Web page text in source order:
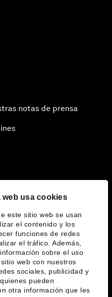
web usa cookies
este sitio web se usan
el contenido y los
funciones de redes
el tráfico. Además,
sobre el uso
web con nuestros
sociales, publicidad y
pueden
otra información que les
notas de prensa